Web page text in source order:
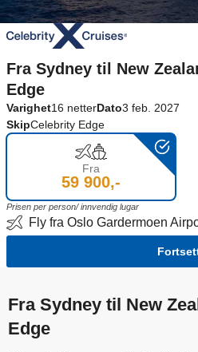
Fra Sydney til New
Edge
Varighet16 netterDato3 feb. 2027
SkipCelebrity Edge
Fra
59 900,-
Prisen per person/ innvendig lugar
Fly fra Oslo Gardermoen
Fra Sydney til New
Edge